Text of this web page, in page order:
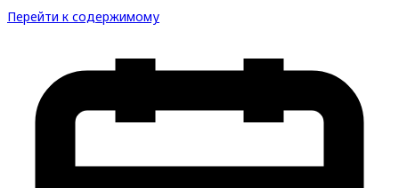
Перейти к содержимому